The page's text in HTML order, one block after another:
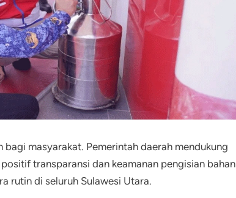
masyarakat. Pemerintah daerah mendukung
transparansi dan keamanan pengisian bahan
rutin di seluruh Sulawesi Utara.